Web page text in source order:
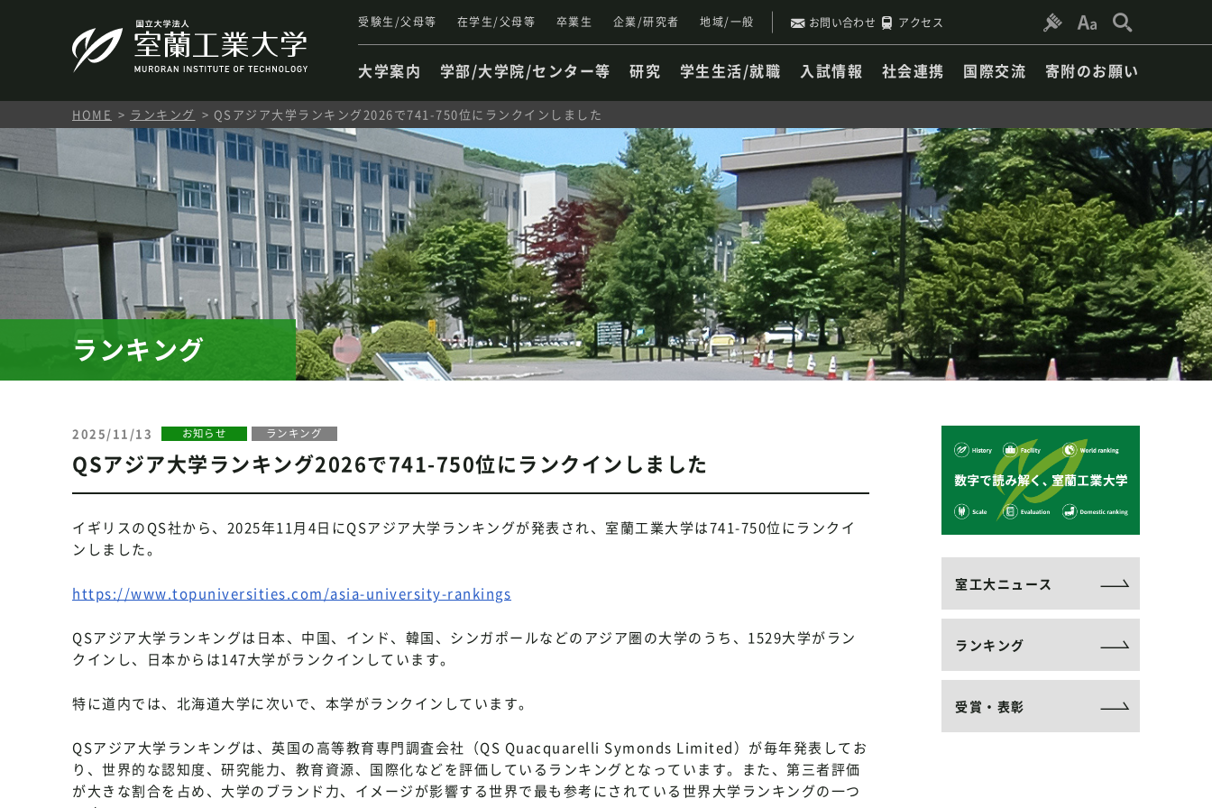
受験生/父母等 在学生/父母等 卒業生 企業/研究者 地域/一般 お問い合わせ アクセス
大学案内 学部/大学院/センター等 研究 学生生活/就職 入試情報 社会連携 国際交流 寄附のお願い
HOME ランキング QSアジア大学ランキング2026で741-750位にランクインしました
ランキング
2025/11/13 お知らせ ランキング
QSアジア大学ランキング2026で741-750位にランクインしました
イギリスのQS社から、2025年11月4日にQSアジア大学ランキングが発表され、室蘭工業大学は741-750位にランクイ
ンしました。
https://www.topuniversities.com/asia-university-rankings
QSアジア大学ランキングは日本、中国、インド、韓国、シンガポールなどのアジア圏の大学のうち、1529大学がラン
クインし、日本からは147大学がランクインしています。
特に道内では、北海道大学に次いで、本学がランクインしています。
QSアジア大学ランキングは、英国の高等教育専門調査会社（QS Quacquarelli Symonds Limited）が毎年発表してお
り、世界的な認知度、研究能力、教育資源、国際化などを評価しているランキングとなっています。また、第三者評価
が大きな割合を占め、大学のブランド力、イメージが影響する世界で最も参考にされている世界大学ランキングの一つ
室工大ニュース
ランキング
受賞・表彰